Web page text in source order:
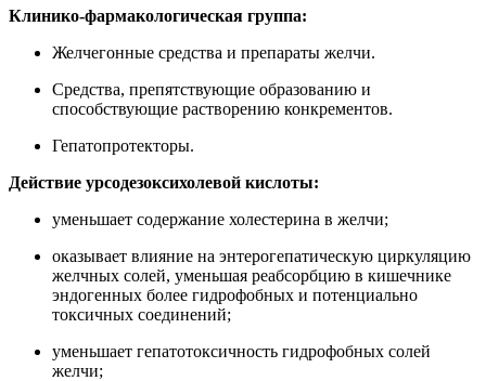
Клинико-фармакологическая группа:
Желчегонные средства и препараты желчи.
Средства, препятствующие образованию и
способствующие растворению конкрементов.
Гепатопротекторы.
Действие урсодезоксихолевой кислоты:
уменьшает содержание холестерина в желчи;
оказывает влияние на энтерогепатическую циркуляцию
желчных солей, уменьшая реабсорбцию в кишечнике
эндогенных более гидрофобных и потенциально
токсичных соединений;
уменьшает гепатотоксичность гидрофобных солей
желчи;